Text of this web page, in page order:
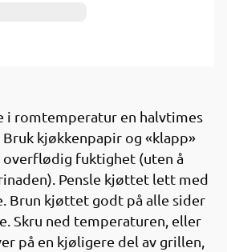
i romtemperatur en halvtimes
kjøkkenpapir og «klapp»
overflødig fuktighet (uten å
Pensle kjøttet lett med
Brun kjøttet godt på alle sider
Skru ned temperaturen, eller
på en kjøligere del av grillen,